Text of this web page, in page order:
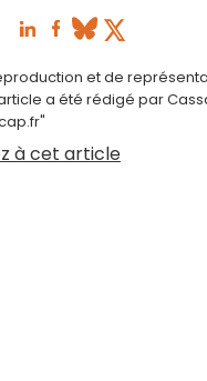
et de
a été rédigé par
à cet article